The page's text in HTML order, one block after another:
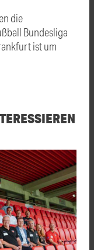
die
Bundesliga
ist um